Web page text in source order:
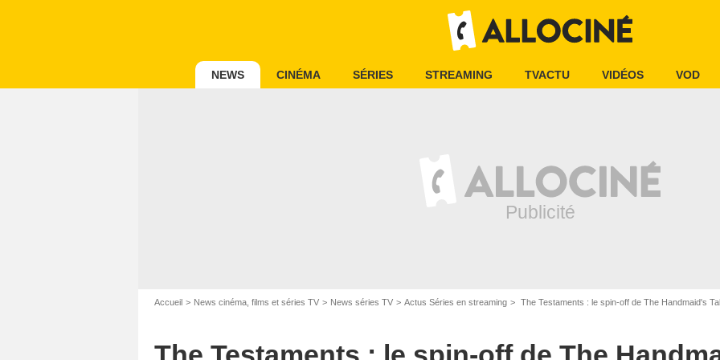
NEWS CINÉMA SÉRIES STREAMING TVACTU VIDÉOS VOD
Accueil News cinéma, films et séries TV News séries TV Actus Séries en streaming The Testaments : le spin-off de The Handmaid's